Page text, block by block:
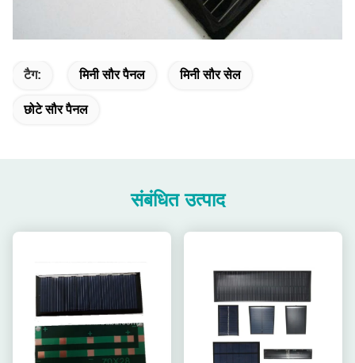
टैग: मिनी सौर पैनल मिनी सौर सेल
छोटे सौर पैनल
संबंधित उत्पाद